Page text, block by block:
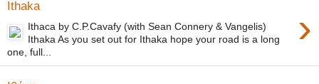
Ithaka ›
Ithaca by C.P.Cavafy (with Sean Connery & Vangelis)
Ithaka As you set out for Ithaka hope your road is a long
one, full...